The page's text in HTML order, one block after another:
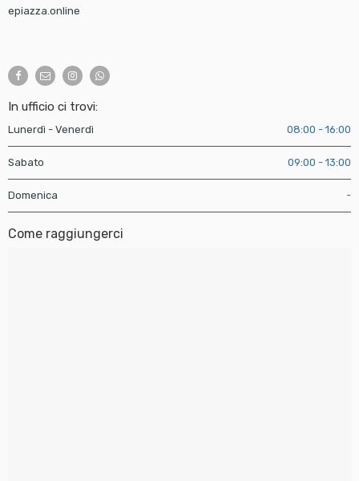
epiazza.online
In ufficio ci trovi:
Lunerdì - Venerdì 08:00 - 16:00
Sabato 09:00 - 13:00
Domenica -
Come raggiungerci